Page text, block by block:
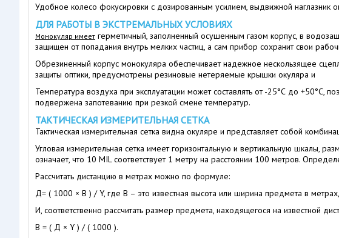
Удобное колесо фокусировки с дозированным усилием, выдвижной наглазник
ДЛЯ РАБОТЫ В ЭКСТРЕМАЛЬНЫХ УСЛОВИЯХ
Монокуляр имеет герметичный, заполненный осушенным газом корпус, в
защищен от попадания внутрь мелких частиц, а сам прибор сохранит свои
Обрезиненный корпус монокуляра обеспечивает надежное нескользящее
защиты оптики, предусмотрены резиновые нетеряемые крышки окуляра и
Температура воздуха при эксплуатации может составлять от -25°С до +50°С,
подвержена запотеванию при резкой смене температур.
ТАКТИЧЕСКАЯ ИЗМЕРИТЕЛЬНАЯ СЕТКА
Тактическая измерительная сетка видна окуляре и представляет собой
Угловая измерительная сетка имеет горизонтальную и вертикальную
означает, что 10 MIL соответствует 1 метру на расстоянии 100 метров.
Рассчитать дистанцию в метрах можно по формуле:
Д= ( 1000 × В ) / Y, где В – это известная высота или ширина предмета в
И, соответственно рассчитать размер предмета, находящегося на известной
В = ( Д × Y ) / ( 1000 ).